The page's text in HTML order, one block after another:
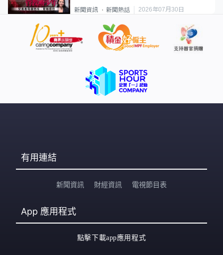
要保護其他人
新聞資訊 新聞熱話 2026年07月30日
有用連結
新聞資訊 財經資訊 電視節目表
App 應用程式
點擊下載app應用程式